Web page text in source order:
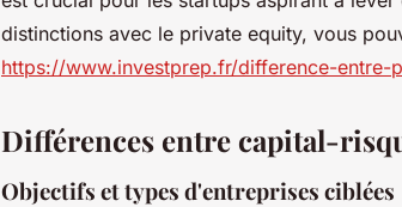
distinctions avec le private equity, vous
https://www.investprep.fr/difference-entre-
Différences entre capital-
Objectifs et types d'entreprises ciblées